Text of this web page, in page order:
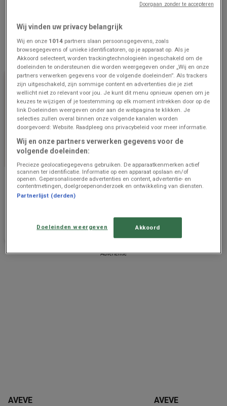
beschermen.
om
verifiërenen de meest
voordelige winkeloptie te
kiezen.
Open nu de AVEVE prijsgids
om uw huishoudelijke
uitgaven te optimaliseren
AVEVE
Oferta-NL
geldig tot en
Waregem
Advertentie
AVEVE AVEVE
Wij vinden uw privacy belangrijk
Wij en onze 1014 partners slaan persoonsgegevens, zoals
browsegegevens of unieke identificatoren, op je apparaat op. Als je
Akkoord selecteert, worden trackingtechnologieën ingeschakeld om de
doeleinden te ondersteunen die worden weergegeven onder „Wij en onze
partners verwerken gegevens voor de volgende doeleinden”. Als trackers
zijn uitgeschakeld, zijn sommige content en advertenties die je ziet
wellicht niet zo relevant voor jou. Je kunt dit menu opnieuw openen om je
keuzes te wijzigen of je toestemming op elk moment intrekken door op de
link Doeleinden weergeven onder aan de webpagina te klikken. Je
selecties zullen overal binnen onze volgende kanalen worden
doorgevoerd: Website. Raadpleeg ons privacybeleid voor meer informatie.
Wij en onze partners verwerken gegevens voor de
volgende doeleinden:
Precieze geolocatiegegevens gebruiken. De apparaatkenmerken actief
scannen ter identificatie. Informatie op een apparaat opslaan en/of
openen. Gepersonaliseerde advertenties en content, advertentie- en
contentmetingen, doelgroepenonderzoek en ontwikkeling van diensten.
Partnerlijst (derden)
Doeleinden weergeven Akkoord
Doorgaan zonder te accepteren